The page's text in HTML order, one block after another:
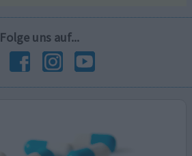
Folge uns auf...